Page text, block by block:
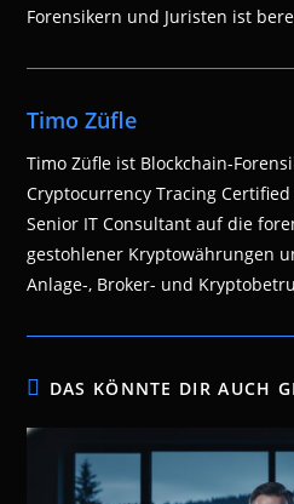
Forensikern und Juristen ist
Timo Züfle
Timo Züfle ist Blockchain-
Cryptocurrency Tracing Certified
Senior IT Consultant auf die
gestohlener Kryptowährungen
Anlage-, Broker- und
DAS KÖNNTE DIR AUCH